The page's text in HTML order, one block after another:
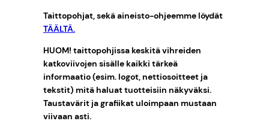
Taittopohjat, sekä aineisto-ohjeemme löydät
TÄÄLTÄ.
HUOM! taittopohjissa keskitä vihreiden
katkoviivojen sisälle kaikki tärkeä
informaatio (esim. logot, nettiosoitteet ja
tekstit) mitä haluat tuotteisiin näkyväksi.
Taustavärit ja grafiikat uloimpaan mustaan
viivaan asti.